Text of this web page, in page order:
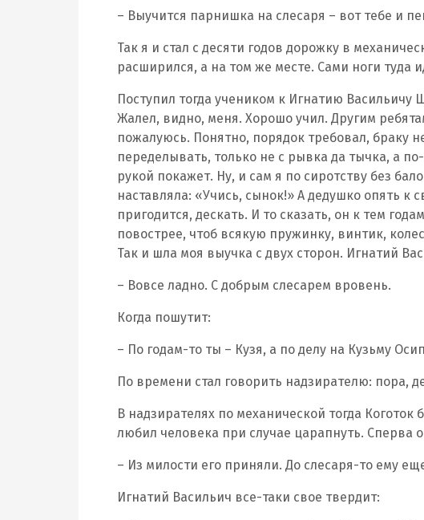
– Выучится парнишка на слесаря – вот тебе и
Так я и стал с десяти годов дорожку в
расширился, а на том же месте. Сами ноги туда
Поступил тогда учеником к Игнатию
Жалел, видно, меня. Хорошо учил. Другим
пожалуюсь. Понятно, порядок требовал, браку
переделывать, только не с рывка да тычка, а
рукой покажет. Ну, и сам я по сиротству без
наставляла: «Учись, сынок!» А дедушко опять к
пригодится, дескать. И то сказать, он к тем
повострее, чтоб всякую пружинку, винтик,
Так и шла моя выучка с двух сторон. Игнатий
– Вовсе ладно. С добрым слесарем вровень.
Когда пошутит:
– По годам-то ты – Кузя, а по делу на Кузьму
По времени стал говорить надзирателю: пора,
В надзирателях по механической тогда
любил человека при случае царапнуть. Сперва
– Из милости его приняли. До слесаря-то ему
Игнатий Васильич все-таки свое твердит: